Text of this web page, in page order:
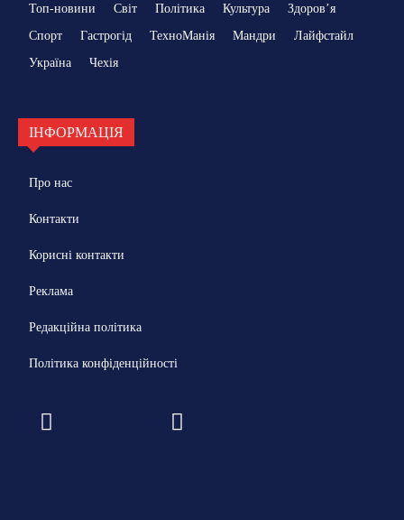
Топ-новини Світ Політика Культура
Здоровʼя
Спорт
Гастрогід ТехноМанія Мандри
Лайфстайл
Україна
Чехія
ІНФОРМАЦІЯ
Про нас
Контакти
Корисні контакти
Реклама
Редакційна політика
Політика конфіденційності